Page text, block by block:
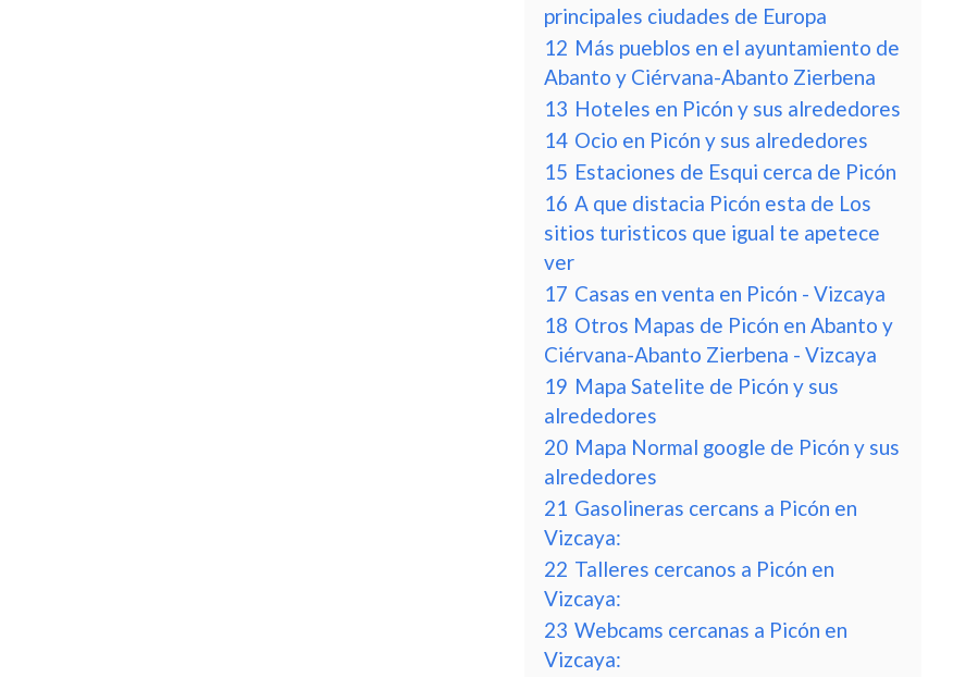
principales ciudades de Europa
12 Más pueblos en el ayuntamiento de
Abanto y Ciérvana-Abanto Zierbena
13 Hoteles en Picón y sus alrededores
14 Ocio en Picón y sus alrededores
15 Estaciones de Esqui cerca de Picón
16 A que distacia Picón esta de Los
sitios turisticos que igual te apetece
ver
17 Casas en venta en Picón - Vizcaya
18 Otros Mapas de Picón en Abanto y
Ciérvana-Abanto Zierbena - Vizcaya
19 Mapa Satelite de Picón y sus
alrededores
20 Mapa Normal google de Picón y sus
alrededores
21 Gasolineras cercans a Picón en
Vizcaya:
22 Talleres cercanos a Picón en
Vizcaya:
23 Webcams cercanas a Picón en
Vizcaya: